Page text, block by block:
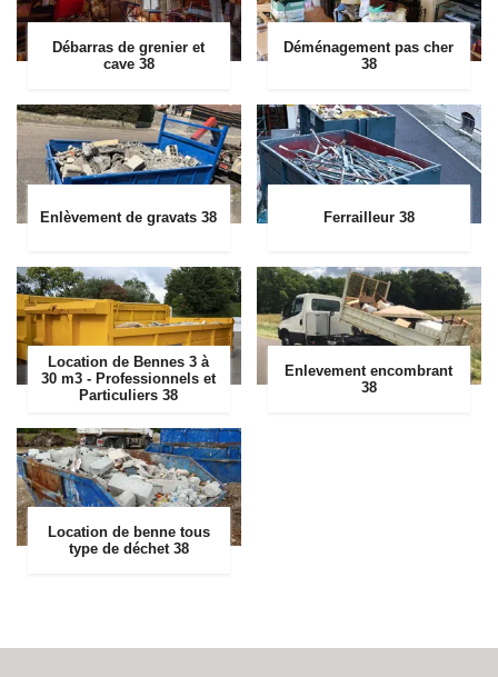
Débarras de grenier et
cave 38
Déménagement pas cher
38
Enlèvement de gravats 38 Ferrailleur 38
Location de Bennes 3 à
30 m3 - Professionnels et
Particuliers 38
Enlevement encombrant
38
Location de benne tous
type de déchet 38